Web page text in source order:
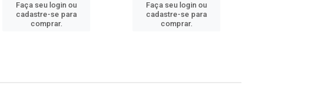
Faça seu login ou
cadastre-se para
comprar.
Faça seu login ou
cadastre-se para
comprar.